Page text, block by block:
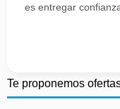
es entregar
Te proponemos